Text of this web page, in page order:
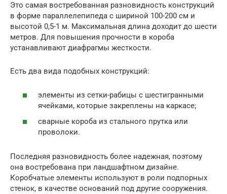
Это самая востребованная разновидность конструкций
в форме параллелепипеда с шириной 100-200 см и
высотой 0,5-1 м. Максимальная длина доходит до шести
метров. Для повышения прочности в короба
устанавливают диафрагмы жесткости.
Есть два вида подобных конструкций:
элементы из сетки-рабицы с шестигранными
ячейками, которые закреплены на каркасе;
сварные короба из стального прутка или
проволоки.
Последняя разновидность более надежная, поэтому
она востребована при ландшафтном дизайне.
Коробчатые элементы используют в роли подпорных
стенок, в качестве оснований под другие сооружения.